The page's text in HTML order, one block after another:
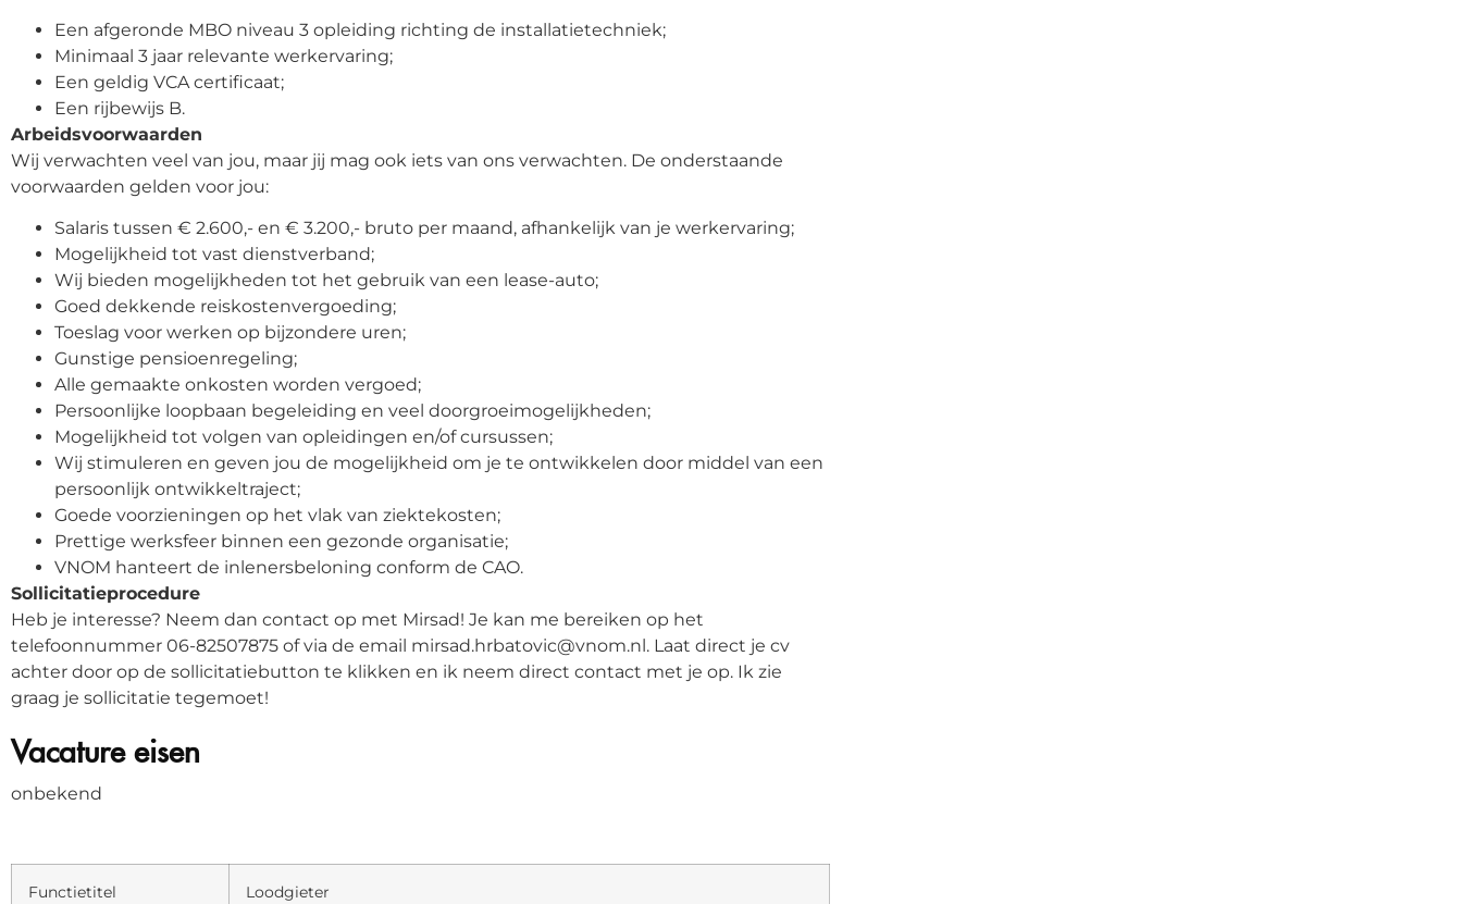
Een afgeronde MBO niveau 3 opleiding richting de installatietechniek;
Minimaal 3 jaar relevante werkervaring;
Een geldig VCA certificaat;
Een rijbewijs B.
Arbeidsvoorwaarden
Wij verwachten veel van jou, maar jij mag ook iets van ons verwachten. De onderstaande
voorwaarden gelden voor jou:
Salaris tussen € 2.600,- en € 3.200,- bruto per maand, afhankelijk van je werkervaring;
Mogelijkheid tot vast dienstverband;
Wij bieden mogelijkheden tot het gebruik van een lease-auto;
Goed dekkende reiskostenvergoeding;
Toeslag voor werken op bijzondere uren;
Gunstige pensioenregeling;
Alle gemaakte onkosten worden vergoed;
Persoonlijke loopbaan begeleiding en veel doorgroeimogelijkheden;
Mogelijkheid tot volgen van opleidingen en/of cursussen;
Wij stimuleren en geven jou de mogelijkheid om je te ontwikkelen door middel van een
persoonlijk ontwikkeltraject;
Goede voorzieningen op het vlak van ziektekosten;
Prettige werksfeer binnen een gezonde organisatie;
VNOM hanteert de inlenersbeloning conform de CAO.
Sollicitatieprocedure
Heb je interesse? Neem dan contact op met Mirsad! Je kan me bereiken op het
telefoonnummer 06-82507875 of via de email mirsad.hrbatovic@vnom.nl. Laat direct je cv
achter door op de sollicitatiebutton te klikken en ik neem direct contact met je op. Ik zie
graag je sollicitatie tegemoet!
Vacature eisen
onbekend
Functietitel Loodgieter